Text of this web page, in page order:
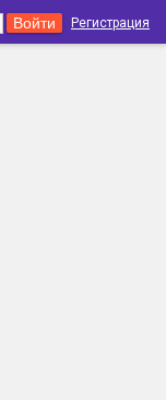
Регистрация